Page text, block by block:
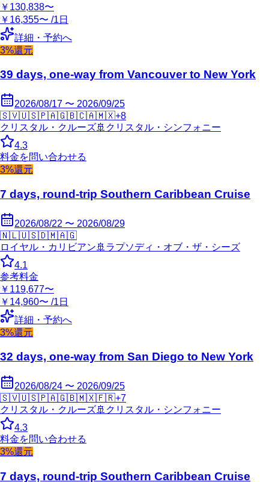
￥130,838〜
￥16,355〜 /1日
詳細・予約へ
3%還元
39 days, one-way from Vancouver to New York
2026/08/17 〜 2026/09/25
🇸🇻🇺🇸🇵🇦🇬🇧🇨🇦🇲🇽+8
クリスタル・クルーズ🚢 クリスタル・シンフォニー
4.3
料金を問い合わせる
3%還元
7 days, round-trip Southern Caribbean Cruise
2026/08/22 〜 2026/08/29
🇳🇱🇺🇸🇩🇲🇦🇬
ロイヤル・カリビアン 🚢 ラプソディ・オブ・ザ・シーズ
4.1
参考料金
￥119,677〜
￥14,960〜 /1日
詳細・予約へ
3%還元
32 days, one-way from San Diego to New York
2026/08/24 〜 2026/09/25
🇸🇻🇺🇸🇵🇦🇬🇧🇲🇽🇫🇷+7
クリスタル・クルーズ🚢 クリスタル・シンフォニー
4.3
料金を問い合わせる
3%還元
7 days, round-trip Southern Caribbean Cruise